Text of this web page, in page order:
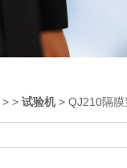
> > 试验机> QJ210隔膜